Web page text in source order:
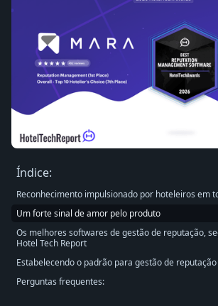
Índice:
Reconhecimento impulsionado por hoteleiros em
Um forte sinal de amor pelo produto
Os melhores softwares de gestão de reputação,
Hotel Tech Report
Estabelecendo o padrão para gestão de
Perguntas frequentes: